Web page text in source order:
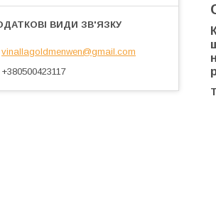
vinallagoldmenwen@gmail.com
+380500423117